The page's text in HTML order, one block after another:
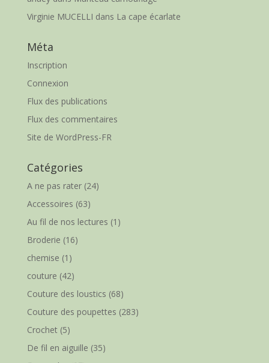
Virginie MUCELLI dans La cape écarlate
Méta
Inscription
Connexion
Flux des publications
Flux des commentaires
Site de WordPress-FR
Catégories
A ne pas rater(24)
Accessoires (63)
Au fil de nos lectures (1)
Broderie (16)
chemise (1)
couture (42)
Couture des loustics (68)
Couture des poupettes (283)
Crochet(5)
De fil en aiguille (35)